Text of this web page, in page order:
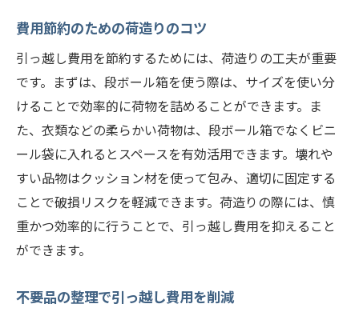
必要な梱包資材の準備
新居の準備と確認事項
現住所の解約手続き
引っ越し費用を削減するための札幌市東区での
おすすめ方法
オンライン見積もりの活用
引っ越し業者のキャンペーンを利用
共同引っ越しのメリット
学生割引やシニア割引の利用
短距離移動のコスト削減
費用節約のための荷造りのコツ
引っ越し費用を節約するためには、荷造りの工夫が重要
です。まずは、段ボール箱を使う際は、サイズを使い分
けることで効率的に荷物を詰めることができます。ま
た、衣類などの柔らかい荷物は、段ボール箱でなくビニ
ール袋に入れるとスペースを有効活用できます。壊れや
すい品物はクッション材を使って包み、適切に固定する
ことで破損リスクを軽減できます。荷造りの際には、慎
重かつ効率的に行うことで、引っ越し費用を抑えること
ができます。
不要品の整理で引っ越し費用を削減